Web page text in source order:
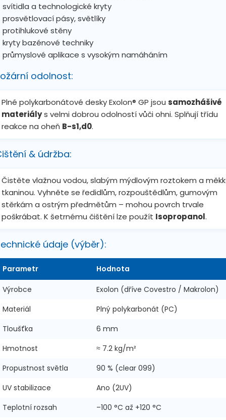
svítidla a technologické kryty
prosvětlovací pásy, světlíky
protihlukové stěny
kryty bazénové techniky
průmyslové aplikace s vysokým namáháním
odolnost:
Plné polykarbonátové desky Exolon® GP jsou samozhášivé
materiálys velmi dobrou odolností vůči ohni. Splňují třídu
reakce na oheň B-s1,d0.
& údržba:
Čistěte vlažnou vodou, slabým mýdlovým roztokem a
tkaninou. Vyhněte se ředidlům, rozpouštědlům, gumovým
stěrkám a ostrým předmětům – mohou povrch trvale
poškrábat. K šetrnému čištění lze použít Isopropanol.
údaje (výběr):
Parametr Hodnota
Výrobce
Exolon (dříve Covestro / Makrolon)
Materiál
Plný polykarbonát (PC)
Tloušťka
6 mm
Hmotnost
≈ 7.2 kg/m²
Propustnost světla
90 % (clear 099)
UV stabilizace
Ano (2UV)
Teplotní rozsah
–100 °C až +120 °C